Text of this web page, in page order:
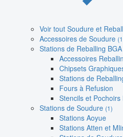
Voir tout Soudure et
Accessoires de Soudure
Stations de Reballing BGA
Accessoires
Chipsets
Stations de
Fours à Refusion
Stencils et Pochoirs
Stations de Soudure (1)
Stations Aoyue
Stations Atten et